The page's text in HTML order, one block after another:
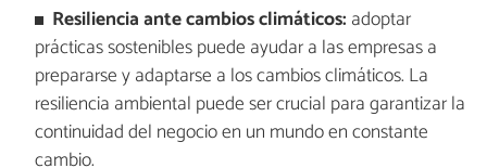
Resiliencia ante cambios climáticos: adoptar
prácticas sostenibles puede ayudar a las empresas a
prepararse y adaptarse a los cambios climáticos. La
resiliencia ambiental puede ser crucial para garantizar la
continuidad del negocio en un mundo en constante
cambio.